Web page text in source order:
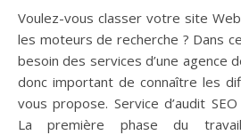
Voulez-vous classer votre site Web en première page sur
les moteurs de recherche ? Dans
besoin des services d’une agence
donc important de connaître les
vous propose. Service d’audit
La première phase du